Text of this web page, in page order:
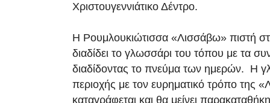
Χριστουγεννιάτικο Δέντρο.
Η Ρουμλουκιώτισσα «Λισσάβω» πιστή
διαδίδει το γλωσσάρι του τόπου με τα
διαδίδοντας το πνεύμα των ημερών. Η
περιοχής με τον ευρηματικό τρόπο της
καταγράφεται και θα μείνει